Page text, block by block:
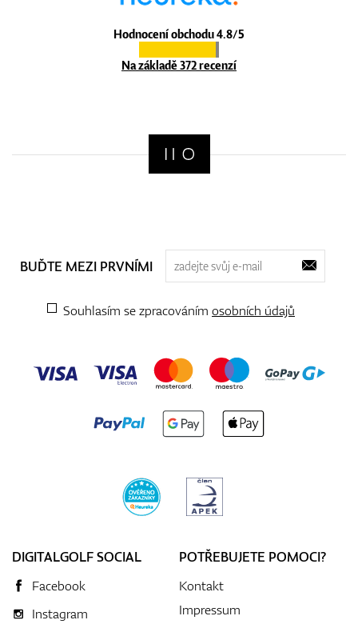
Hodnocení obchodu 4.8/5
Na základě 372 recenzí
BUĎTE MEZI PRVNÍMI
Souhlasím se zpracováním osobních údajů
DIGITALGOLF SOCIAL
Facebook
Instagram
POTŘEBUJETE POMOCI?
Kontakt
Impressum